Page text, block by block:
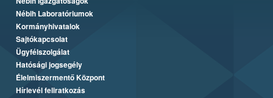
Nébih Laboratóriumok
Kormányhivatalok
Sajtókapcsolat
Ügyfélszolgálat
Hatósági jogsegély
Élelmiszermentő Központ
Hírlevél feliratkozás